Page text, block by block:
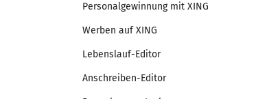
Personalgewinnung mit XING
Werben auf XING
Lebenslauf-Editor
Anschreiben-Editor